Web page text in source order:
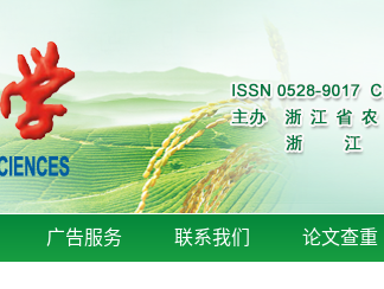
广告服务 联系我们 论文查重